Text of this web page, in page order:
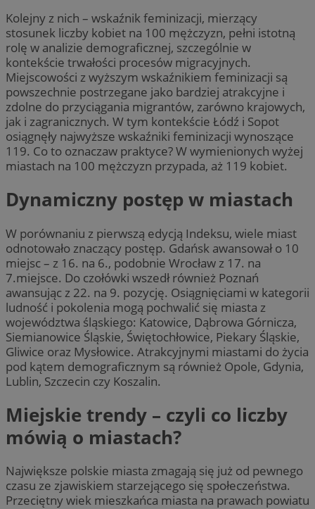
Kolejny z nich – wskaźnik feminizacji, mierzący
stosunek liczby kobiet na 100 mężczyzn, pełni istotną
rolę w analizie demograficznej, szczególnie w
kontekście trwałości procesów migracyjnych.
Miejscowości z wyższym wskaźnikiem feminizacji są
powszechnie postrzegane jako bardziej atrakcyjne i
zdolne do przyciągania migrantów, zarówno krajowych,
jak i zagranicznych. W tym kontekście Łódź i Sopot
osiągnęły najwyższe wskaźniki feminizacji wynoszące
119. Co to oznaczaw praktyce? W wymienionych wyżej
miastach na 100 mężczyzn przypada, aż 119 kobiet.
Dynamiczny postęp w miastach
W porównaniu z pierwszą edycją Indeksu, wiele miast
odnotowało znaczący postęp. Gdańsk awansował o 10
miejsc – z 16. na 6., podobnie Wrocław z 17. na
7.miejsce. Do czołówki wszedł również Poznań
awansując z 22. na 9. pozycję. Osiągnięciami w kategorii
ludność i pokolenia mogą pochwalić się miasta z
województwa śląskiego: Katowice, Dąbrowa Górnicza,
Siemianowice Śląskie, Świętochłowice, Piekary Śląskie,
Gliwice oraz Mysłowice. Atrakcyjnymi miastami do życia
pod kątem demograficznym są również Opole, Gdynia,
Lublin, Szczecin czy Koszalin.
Miejskie trendy – czyli co liczby
mówią o miastach?
Największe polskie miasta zmagają się już od pewnego
czasu ze zjawiskiem starzejącego się społeczeństwa.
Przeciętny wiek mieszkańca miasta na prawach powiatu